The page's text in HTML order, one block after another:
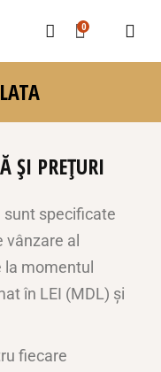
0
ȘI PREȚURI
sunt specificate
al
la momentul
în LEI (MDL) și
fiecare